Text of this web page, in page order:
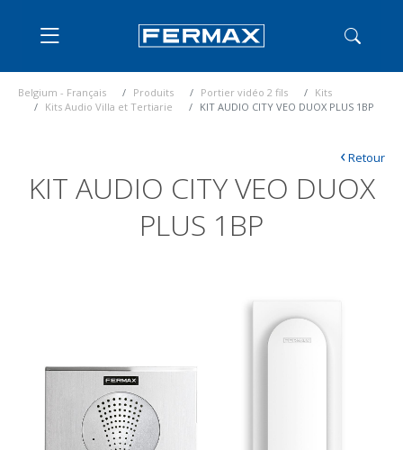
Belgium - Français Produits Portier vidéo 2 fils
Kits
Kits Audio Villa et Tertiarie
KIT AUDIO CITY VEO DUOX PLUS 1BP
KIT AUDIO CITY VEO DUOX
PLUS 1BP
‹Retour